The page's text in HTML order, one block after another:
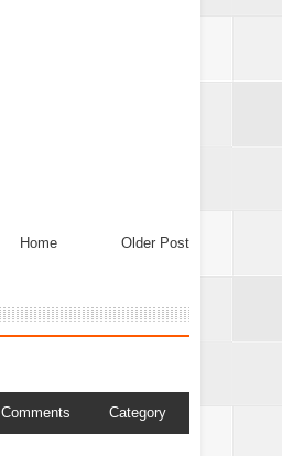
Older Post
Home
Comments Category